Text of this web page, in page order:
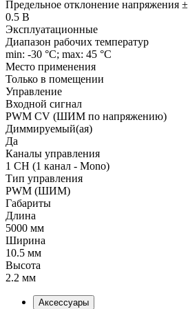
Предельное отклонение напряжения ±
0.5 В
Эксплуатационные
Диапазон рабочих температур
min: -30 °C; max: 45 °C
Место применения
Только в помещении
Управление
Входной сигнал
PWM СV (ШИМ по напряжению)
Диммируемый(ая)
Да
Каналы управления
1 CH (1 канал - Mono)
Тип управления
PWM (ШИМ)
Габариты
Длина
5000 мм
Ширина
10.5 мм
Высота
2.2 мм
Аксессуары